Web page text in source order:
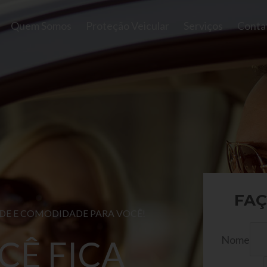
Quem Somos
E COMODIDADE PARA VOCÊ!
FICA
Nome